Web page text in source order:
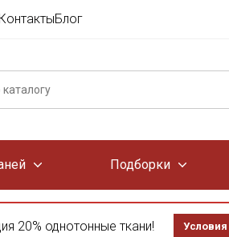
КонтактыБлог
Подборки
20% однотонные ткани!